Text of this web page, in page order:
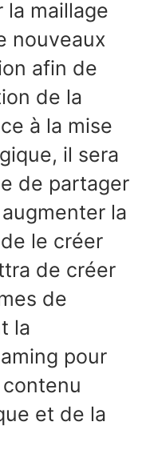
la maillage
nouveaux
afin de
de la
à la mise
il sera
de partager
la
le créer
de créer
de
la
pour
et de la